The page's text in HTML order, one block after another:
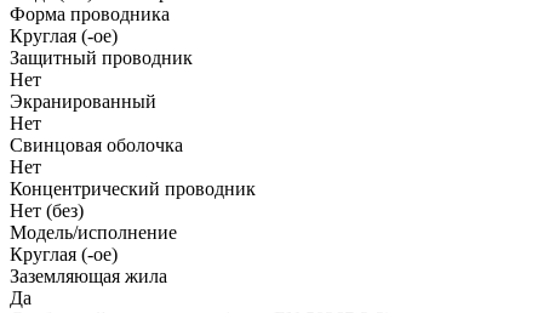
Форма проводника
Круглая (-ое)
Защитный проводник
Нет
Экранированный
Нет
Свинцовая оболочка
Нет
Концентрический проводник
Нет (без)
Модель/исполнение
Круглая (-ое)
Заземляющая жила
Да